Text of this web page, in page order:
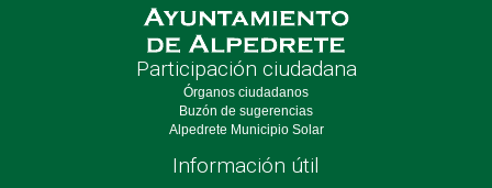
Participación ciudadana
Órganos ciudadanos
Buzón de sugerencias
Alpedrete Municipio Solar
Información útil